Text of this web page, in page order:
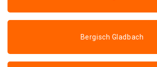
Bergisch Gladbach